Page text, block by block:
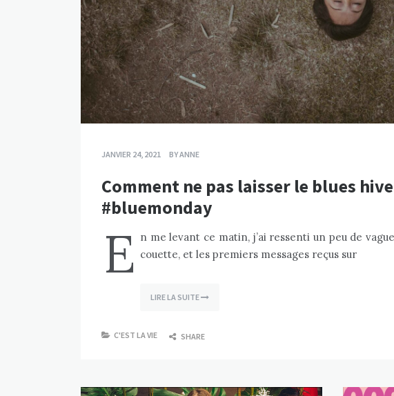
JANVIER 24, 2021 BYANNE
Comment ne pas laisser le blues
#bluemonday
E n me levant ce matin, j’ai ressenti un peu de
couette, et les premiers messages reçus sur
LIRE LA SUITE
C'EST LA VIE SHARE